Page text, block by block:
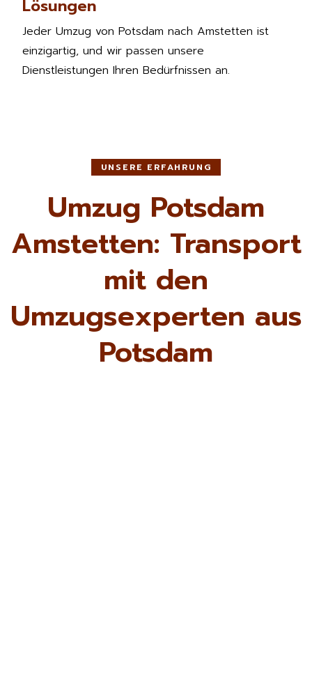
Lösungen
Jeder Umzug von Potsdam nach Amstetten ist
einzigartig, und wir passen unsere
Dienstleistungen Ihren Bedürfnissen an.
UNSERE ERFAHRUNG
Umzug Potsdam
Amstetten: Transport
mit den
Umzugsexperten aus
Potsdam